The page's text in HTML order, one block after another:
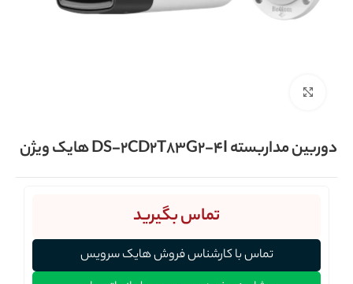
دوربین مداربسته DS-2CD2T83G2-4I هایک ویژن
تماس بگیرید
تماس با کارشناس فروش هایک سرویس